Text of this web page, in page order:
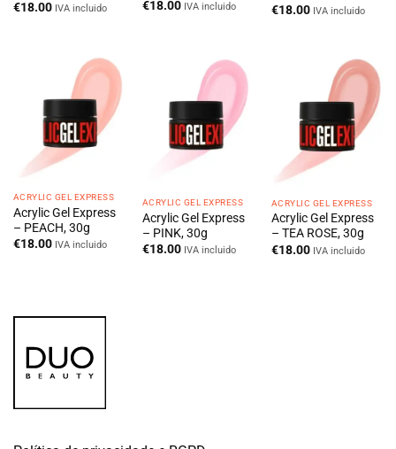
€18.00 IVA incluido
€18.00 IVA incluido €18.00 IVA incluido
ACRYLIC GEL EXPRESS
Acrylic Gel Express
– PEACH, 30g
€18.00 IVA incluido
ACRYLIC GEL EXPRESS
Acrylic Gel Express
– PINK, 30g
€18.00 IVA incluido
ACRYLIC GEL EXPRESS
Acrylic Gel Express
– TEA ROSE, 30g
€18.00 IVA incluido